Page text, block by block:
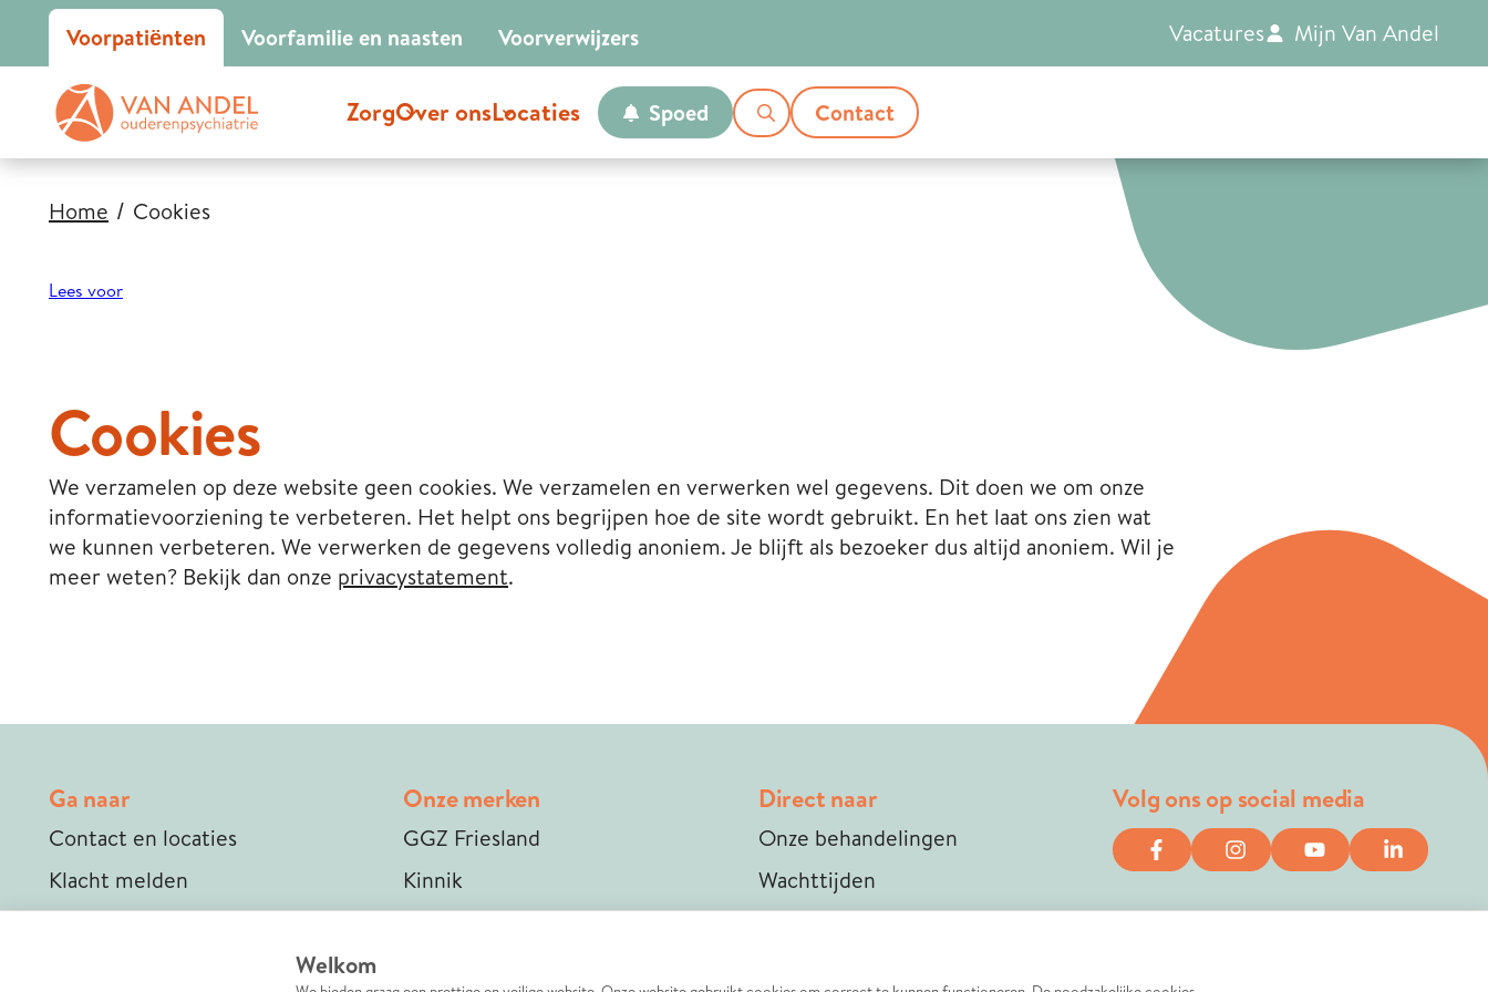
Welkom
Voorpatiënten Voorfamilie en naasten Voorverwijzers Vacatures Mijn Van Andel
ZorgOver onsLocaties Spoed Contact
Home Cookies
Lees voor
Cookies
We verzamelen op deze website geen cookies. We verzamelen en verwerken wel gegevens. Dit doen we om onze
informatievoorziening te verbeteren. Het helpt ons begrijpen hoe de site wordt gebruikt. En het laat ons zien wat
we kunnen verbeteren. We verwerken de gegevens volledig anoniem. Je blijft als bezoeker dus altijd anoniem. Wil je
meer weten? Bekijk dan onze privacystatement.
Ga naar
Contact en locaties
Klacht melden
Onze merken
GGZ Friesland
Kinnik
MindUp
Direct naar
Onze behandelingen
Wachttijden
Kosten en vergoedingen
Volg ons op social media